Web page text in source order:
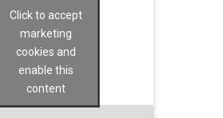
Click to accept
marketing
cookies and
enable this
content